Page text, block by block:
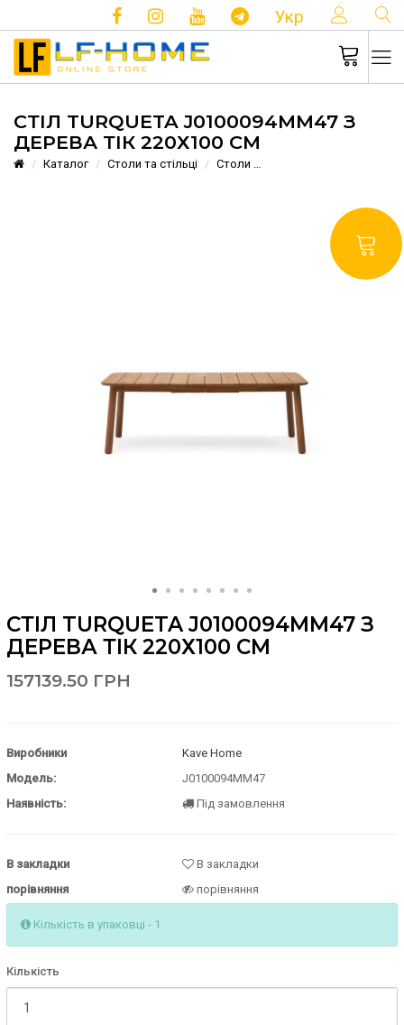
Укр
СТІЛ TURQUETA J0100094MM47 З
ДЕРЕВА ТІК 220Х100 СМ
Каталог Столи та стільці Столи
СТІЛ TURQUETA J0100094MM47 З
ДЕРЕВА ТІК 220Х100 СМ
157139.50 ГРН
Виробники
Kave Home
Модель:
J0100094MM47
Наявність:
Під замовлення
В закладки
В закладки
порівняння
порівняння
Кількість в упаковці - 1
Кількість